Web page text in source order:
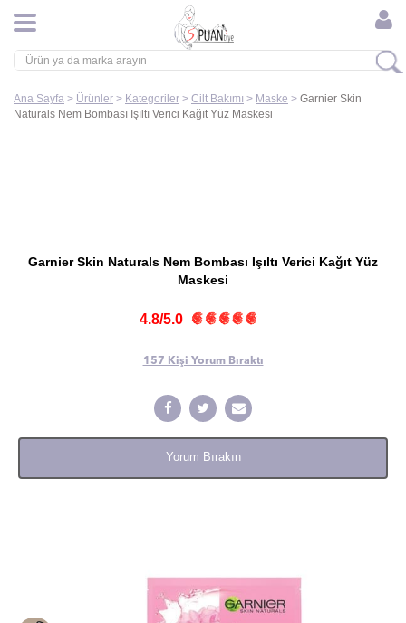
Ana Sayfa > Ürünler > Kategoriler > Cilt Bakımı > Maske > Garnier Skin
Naturals Nem Bombası Işıltı Verici Kağıt Yüz Maskesi
Garnier Skin Naturals Nem Bombası Işıltı Verici Kağıt Yüz
Maskesi
4.8/5.0
157 Kişi Yorum Bıraktı
Yorum Bırakın